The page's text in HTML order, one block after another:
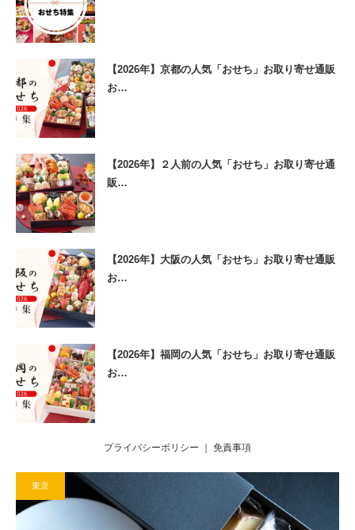
【2026年】京都の人気「おせち」お取り寄せ通販
お…
【2026年】２人前の人気「おせち」お取り寄せ通
販…
【2026年】大阪の人気「おせち」お取り寄せ通販
お…
【2026年】福岡の人気「おせち」お取り寄せ通販
お…
プライバシーポリシー 免責事項
東京